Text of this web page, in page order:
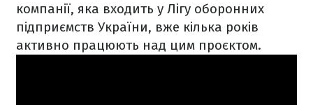
компанії, яка входить у Лігу оборонних
підприємств України, вже кілька років
активно працюють над цим проєктом.